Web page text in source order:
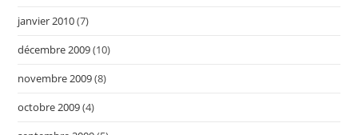
janvier 2010(7)
décembre 2009(10)
novembre 2009(8)
octobre 2009(4)